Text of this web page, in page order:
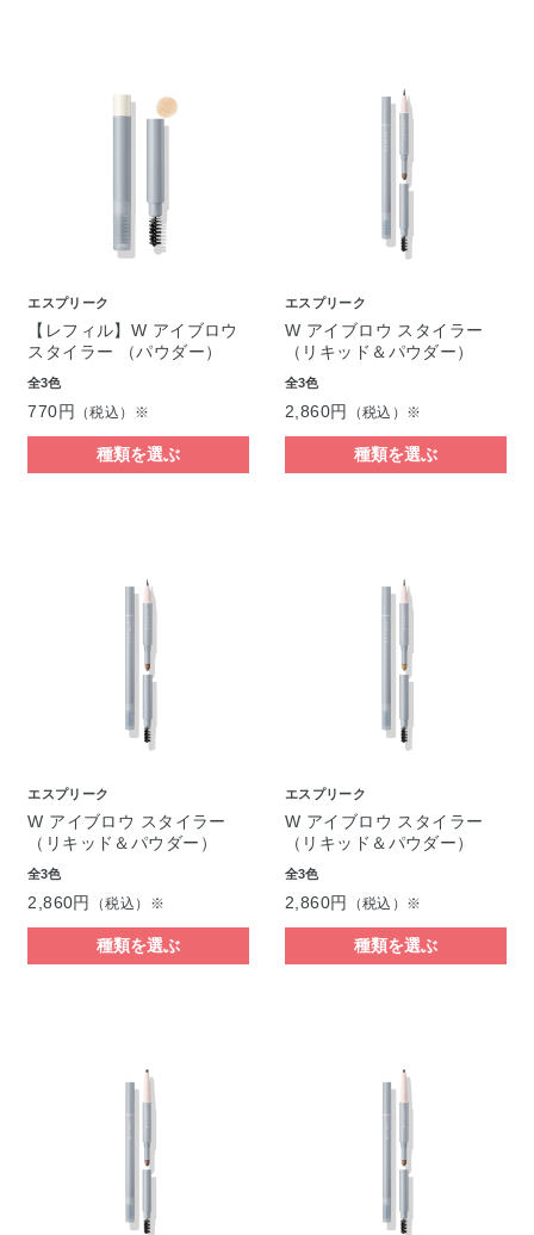
エスプリーク
【レフィル】W アイブロウ
スタイラー （パウダー）
全3色
770円 （税込）※
種類を選ぶ
エスプリーク
W アイブロウ スタイラー
（リキッド＆パウダー）
全3色
2,860円 （税込）※
種類を選ぶ
エスプリーク
W アイブロウ スタイラー
（リキッド＆パウダー）
全3色
2,860円 （税込）※
種類を選ぶ
エスプリーク
W アイブロウ スタイラー
（リキッド＆パウダー）
全3色
2,860円 （税込）※
種類を選ぶ